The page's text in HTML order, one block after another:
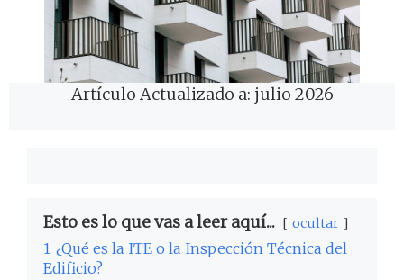
Artículo Actualizado a: julio 2026
Esto es lo que vas a leer aquí... ocultar
1 ¿Qué es la ITE o la Inspección Técnica del
Edificio?